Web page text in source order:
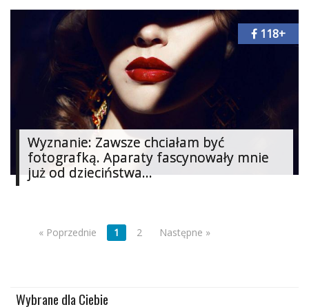
Wyznanie: Zawsze chciałam być
fotografką. Aparaty fascynowały mnie
już od dzieciństwa...
118+
« Poprzednie 1 2 Następne »
Wybrane dla Ciebie